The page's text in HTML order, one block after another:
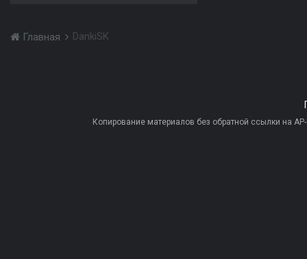
Главная DankiSK
Копирование материалов без обратной ссылки на